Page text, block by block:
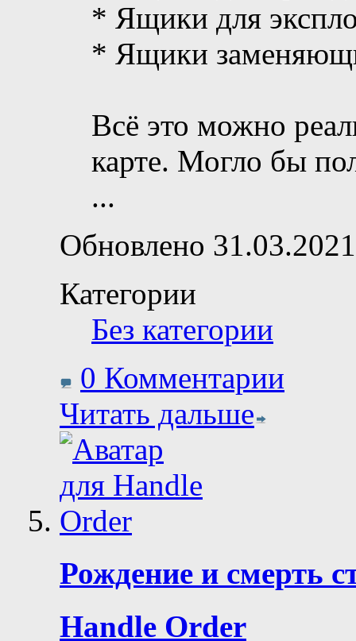
* Ящики для
* Ящики
Всё это можно
карте. Могло бы
...
Обновлено
Категории
Без категории
0 Комментарии
Читать дальше
Рождение и смерть
Handle Order